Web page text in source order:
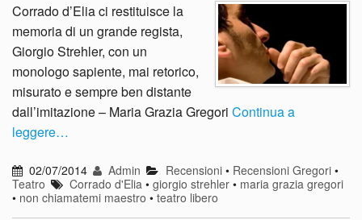
Corrado d’Elia ci restituisce la
memoria di un grande regista,
Giorgio Strehler, con un
monologo sapiente, mai retorico,
misurato e sempre ben distante
dall’imitazione – Maria Grazia Gregori Continua a
leggere…
02/07/2014 Admin Recensioni• Recensioni Gregori•
Teatro
Corrado d'Elia •giorgio strehler • maria grazia gregori
• non chiamatemi maestro • teatro libero